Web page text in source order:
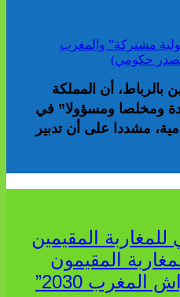
بالرباط، أن المملكة
ومخلصا ومسؤولا” في
مشددا على أن تدبير
للمغاربة المقيمين
المقيمون
2030”